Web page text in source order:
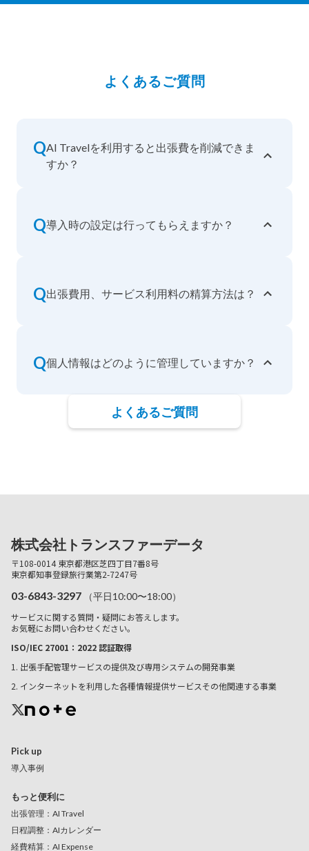
よくあるご質問
QAI Travelを利用すると出張費を削減できま
すか？
Q導入時の設定は行ってもらえますか？
Q出張費用、サービス利用料の精算方法は？
Q個人情報はどのように管理していますか？
よくあるご質問
株式会社トランスファーデータ
〒108-0014 東京都港区芝四丁目7番8号
東京都知事登録旅行業第2-7247号
03-6843-3297
（平日10:00〜18:00）
サービスに関する質問・疑問にお答えします。
お気軽にお問い合わせください。
ISO/IEC 27001：2022 認証取得
1. 出張手配管理サービスの提供及び専用システムの開発事業
2. インターネットを利用した各種情報提供サービスその他関連する事業
Pick up
導入事例
もっと便利に
出張管理：AI Travel
日程調整：AIカレンダー
経費精算：AI Expense